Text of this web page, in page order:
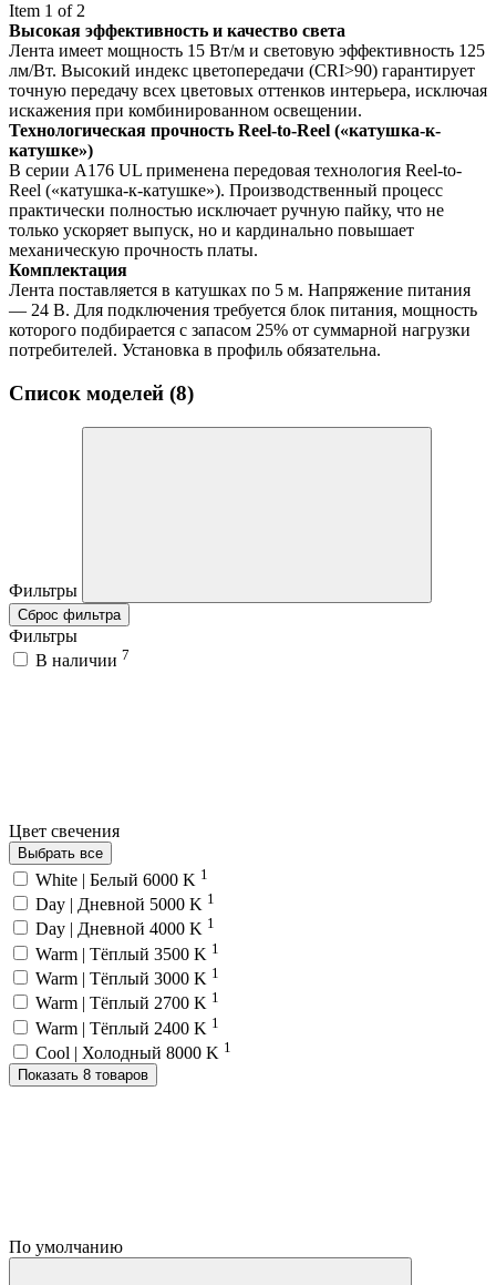
Item 1 of 2
Высокая эффективность и качество света
Лента имеет мощность 15 Вт/м и световую эффективность 125
лм/Вт. Высокий индекс цветопередачи (CRI>90) гарантирует
точную передачу всех цветовых оттенков интерьера, исключая
искажения при комбинированном освещении.
Технологическая прочность Reel-to-Reel («катушка-к-
катушке»)
В серии A176 UL применена передовая технология Reel-to-
Reel («катушка-к-катушке»). Производственный процесс
практически полностью исключает ручную пайку, что не
только ускоряет выпуск, но и кардинально повышает
механическую прочность платы.
Комплектация
Лента поставляется в катушках по 5 м. Напряжение питания
— 24 В. Для подключения требуется блок питания, мощность
которого подбирается с запасом 25% от суммарной нагрузки
потребителей. Установка в профиль обязательна.
Список моделей (8)
Фильтры
Сброс фильтра
Фильтры
В наличии 7
Цвет свечения
Выбрать все
White | Белый 6000 K 1
Day | Дневной 5000 K 1
Day | Дневной 4000 K 1
Warm | Тёплый 3500 K 1
Warm | Тёплый 3000 K 1
Warm | Тёплый 2700 K 1
Warm | Тёплый 2400 K 1
Cool | Холодный 8000 K 1
Показать 8 товаров
По умолчанию